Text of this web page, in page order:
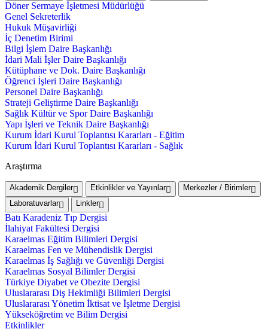
Döner Sermaye İşletmesi Müdürlüğü
Genel Sekreterlik
Hukuk Müşavirliği
İç Denetim Birimi
Bilgi İşlem Daire Başkanlığı
İdari Mali İşler Daire Başkanlığı
Kütüphane ve Dok. Daire Başkanlığı
Öğrenci İşleri Daire Başkanlığı
Personel Daire Başkanlığı
Strateji Geliştirme Daire Başkanlığı
Sağlık Kültür ve Spor Daire Başkanlığı
Yapı İşleri ve Teknik Daire Başkanlığı
Kurum İdari Kurul Toplantısı Kararları - Eğitim
Kurum İdari Kurul Toplantısı Kararları - Sağlık
Araştırma
Akademik Dergiler Etkinlikler ve Yayınlar
Merkezler / Birimler
Laboratuvarlar
Linkler
Batı Karadeniz Tıp Dergisi
İlahiyat Fakültesi Dergisi
Karaelmas Eğitim Bilimleri Dergisi
Karaelmas Fen ve Mühendislik Dergisi
Karaelmas İş Sağlığı ve Güvenliği Dergisi
Karaelmas Sosyal Bilimler Dergisi
Türkiye Diyabet ve Obezite Dergisi
Uluslararası Diş Hekimliği Bilimleri Dergisi
Uluslararası Yönetim İktisat ve İşletme Dergisi
Yükseköğretim ve Bilim Dergisi
Etkinlikler